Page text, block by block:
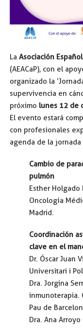
La Asociación
(AEACaP), con el
organizado la
supervivencia en
próximo lunes 12 de
El evento estará
con profesionales
agenda de la
Cambio de
pulmón
Esther
Oncología
Madrid.
Coordinación
clave en el
Dr. Óscar Juan
Universitari i
Dra. Jorgina
inmunoterapia.
Pau de
Dra. Ana